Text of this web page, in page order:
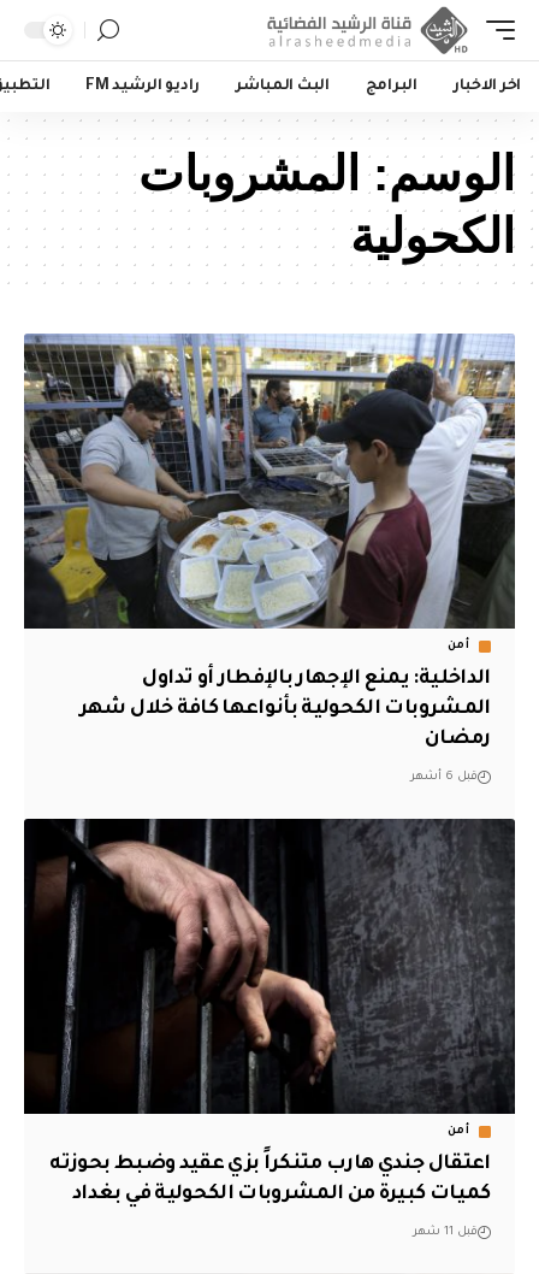
اخر الاخبار البرامج البث المباشر راديو الرشيد FM
الوسم: المشروبات
الكحولية
أمن
الداخلية: يمنع الإجهار بالإفطار أو تداول
المشروبات الكحولية بأنواعها كافة خلال شهر
رمضان
قبل 6 أشهر
أمن
اعتقال جندي هارب متنكراً بزي عقيد وضبط بحوزته
كميات كبيرة من المشروبات الكحولية في بغداد
قبل 11 شهر